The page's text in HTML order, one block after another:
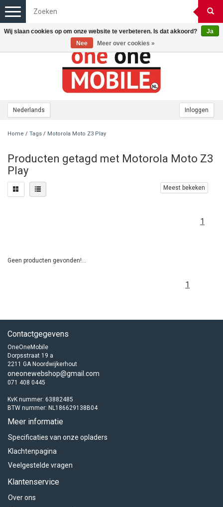
Nederlands Inloggen
Toggle
navigation
Home / Tags / Motorola Moto Z3 Play
Producten getagd met Motorola Moto Z3
Play
Meest bekeken
1
Geen producten gevonden!...
1
Contactgegevens
OneOneMobile
Dorpsstraat 19 a
2211 GA Noordwijkerhout
oneonewebshop@gmail.com
071 408 0445
KvK nummer: 63882485
BTW nummer: NL186629138B04
Meer informatie
Specificaties van onze opladers
Klachtenpagina
Veelgestelde vragen
Klantenservice
Over ons
Wij slaan cookies op om onze website te verbeteren. Is dat akkoord?
Ja
Nee
Meer over cookies »